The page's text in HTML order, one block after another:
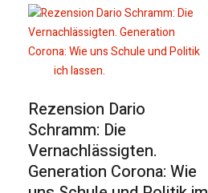
Rezension Dario
Schramm: Die
Vernachlässigten.
Generation Corona: Wie